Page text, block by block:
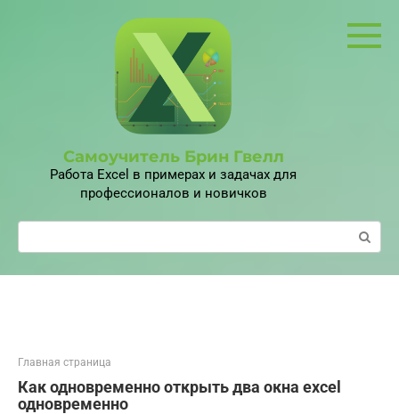
Самоучитель Брин Гвелл
Работа Excel в примерах и задачах для
профессионалов и новичков
Поиск:
Главная страница
Как одновременно открыть два окна excel
одновременно